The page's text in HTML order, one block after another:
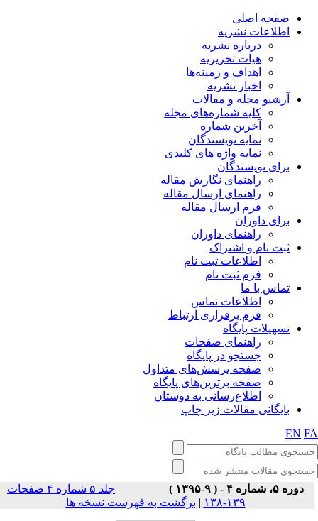
صفحه اصلی
اطلاعات نشریه
درباره نشریه
هیات تحریریه
اهداف و زمینه‌ها
اخبار نشریه
آرشیو مجله و مقالات
کلیه شماره‌های مجله
آخرین شماره
نمایه نویسندگان
نمایه واژه های کلیدی
برای نویسندگان
راهنمای نگارش مقاله
راهنمای ارسال مقاله
فرم ارسال مقاله
برای داوران
راهنمای داوران
ثبت نام و اشتراک
اطلاعات ثبت نام
فرم ثبت نام
تماس با ما
اطلاعات تماس
فرم برقراری ارتباط
تسهیلات پایگاه
راهنمای صفحات
جستجو در پایگاه
صفحه پرسش‌های متداول
صفحه برترین‌های پایگاه
اطلاع‌رسانی به دوستان
بایگانی مقالات زیر چاپ
EN
دوره ۵، شماره ۴ - ( ۹-۱۳۹۵ )
جلد ۵ شماره ۴ صفحات
۱۳۹-۱۳۸
| برگشت به فهرست نسخه ها